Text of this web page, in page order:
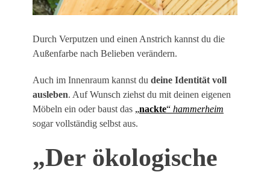
Durch Verputzen und einen Anstrich kannst du die
Außenfarbe nach Belieben verändern.
Auch im Innenraum kannst du deine Identität voll
ausleben. Auf Wunsch ziehst du mit deinen eigenen
Möbeln ein oder baust das „nackte“ hammerheim
sogar vollständig selbst aus.
„Der ökologische